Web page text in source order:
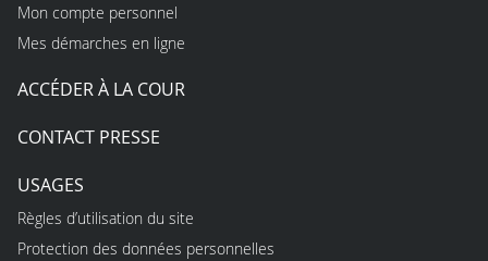
Mon compte personnel
Mes démarches en ligne
ACCÉDER À LA COUR
CONTACT PRESSE
USAGES
Règles d’utilisation du site
Protection des données personnelles